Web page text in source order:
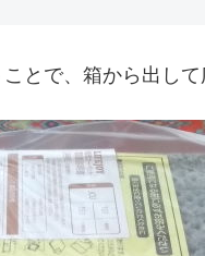
とで、箱から出して